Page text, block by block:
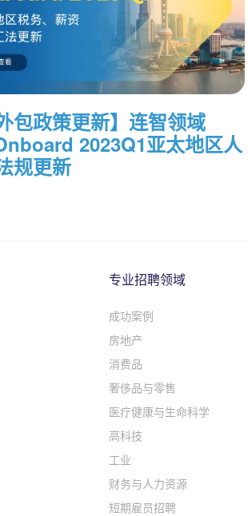
包政策更新】连智领域
2023Q1亚太地区人
规更新
专业招聘领域
成功案例
房地产
消费品
奢侈品与零售
医疗健康与生命科学
高科技
工业
财务与人力资源
短期雇员招聘